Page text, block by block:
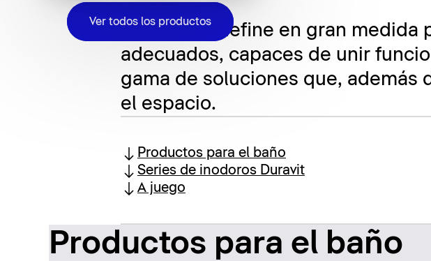
Ver todos los productos
El baño se define en gran medida
adecuados, capaces de unir
gama de soluciones que, además
el espacio.
Productos para el baño
Series de inodoros Duravit
A juego
Productos para el baño